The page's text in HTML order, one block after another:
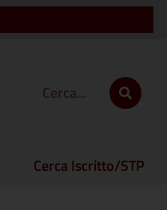
Cerca Iscritto/STP